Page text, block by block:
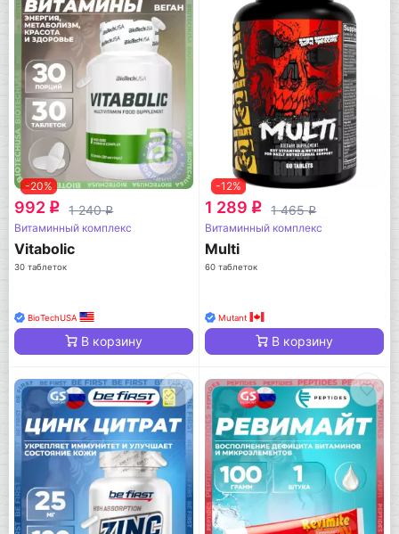
-20%
992 q 1 240q
Витаминный комплекс
Vitabolic
30 таблеток
BioTechUSA
В корзину
-12%
1 289 q 1 465q
Витаминный комплекс
Multi
60 таблеток
Mutant
В корзину